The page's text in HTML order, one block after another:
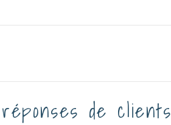
de clients